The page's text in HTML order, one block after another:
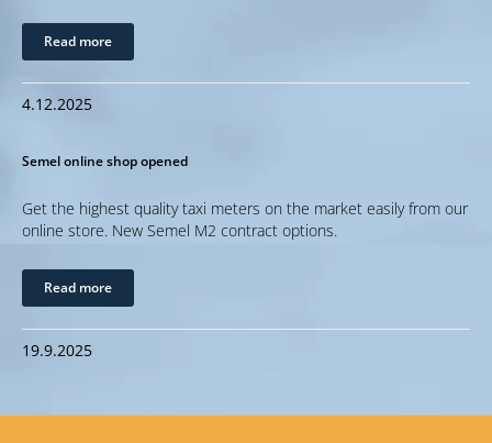
Read more
4.12.2025
Semel online shop opened
Get the highest quality taxi meters on the market easily from our
online store. New Semel M2 contract options.
Read more
19.9.2025